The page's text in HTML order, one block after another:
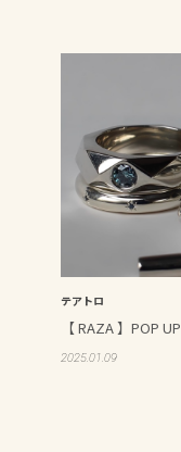
テアトロ
【 RAZA 】POP UP
2025.01.09